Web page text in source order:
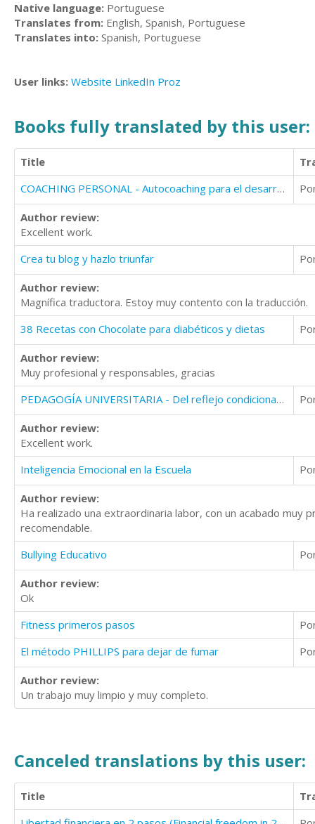
Native language: Portuguese
Translates from: English, Spanish, Portuguese
Translates into: Spanish, Portuguese
User links: Website LinkedIn Proz
Books fully translated by this user:
Title
COACHING PERSONAL - Autocoaching para el desarrollo de uno mismo
Author review:
Excellent work.
Crea tu blog y hazlo triunfar
Author review:
Magnífica traductora. Estoy muy contento con la traducción.
38 Recetas con Chocolate para diabéticos y dietas
Author review:
Muy profesional y responsables, gracias
PEDAGOGÍA UNIVERSITARIA - Del reflejo condicionado al pensamiento científico
Author review:
Excellent work.
Inteligencia Emocional en la Escuela
Author review:
Ha realizado una extraordinaria labor, con un acabado
recomendable.
Bullying Educativo
Author review:
Ok
Fitness primeros pasos
El método PHILLIPS para dejar de fumar
Author review:
Un trabajo muy limpio y muy completo.
Canceled translations by this user:
Title